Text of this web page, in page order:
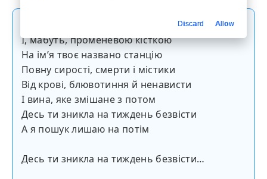
Десь між ребрами, венами й пальцями
І, мабуть, променевою кісткою
На імʼя твоє названо станцію
Повну сирості, смерти і містики
Від крові, блювотиння й ненависти
І вина, яке змішане з потом
Десь ти зникла на тиждень безвісти
А я пошук лишаю на потім
Десь ти зникла на тиждень безвісти…
Discard Allow